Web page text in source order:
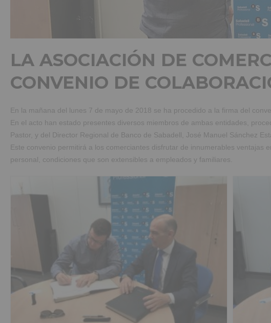
LA ASOCIACIÓN DE
CONVENIO DE
En la mañana del lunes 7 de mayo de 2018 se ha procedido a la firma del
En el acto han estado presentes diversos miembros de ambas entidades,
Pastor, y del Director Regional de Banco de Sabadell, José Manuel Sánchez
Este convenio permitirá a los comerciantes disfrutar de innumerables
personal, condiciones que son extensibles a empleados y familiares.